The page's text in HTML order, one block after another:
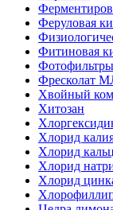
Феруловая
Фитиновая
Фотофильтры
Фресколат
Хвойный
Хитозан
Хлорид
Хлорид
Хлорид
Хлорид